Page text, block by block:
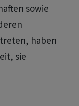
sowie
treten, haben
sie